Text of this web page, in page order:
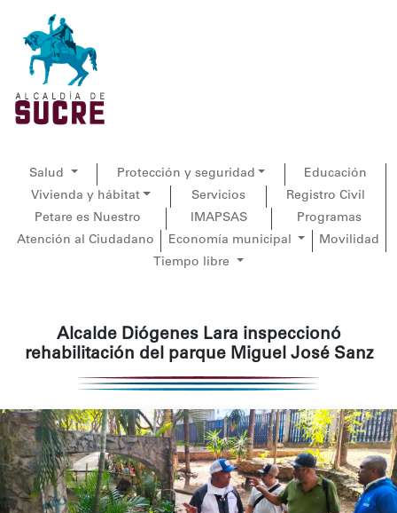
Salud Protección y seguridad
Educación
Vivienda y hábitat
Servicios
Registro Civil
Petare es Nuestro
IMAPSAS
Programas
Atención al Ciudadano
Economía municipal
Movilidad
Tiempo libre
Alcalde Diógenes Lara inspeccionó
rehabilitación del parque Miguel José Sanz